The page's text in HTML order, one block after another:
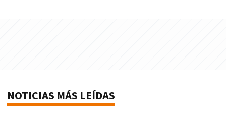
NOTICIAS MÁS LEÍDAS